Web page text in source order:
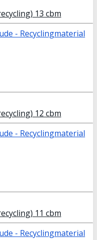
13 cbm
12 cbm
11 cbm